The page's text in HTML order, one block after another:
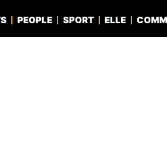
PEOPLE SPORT ELLE